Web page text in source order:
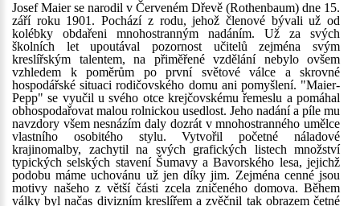
Josef Maier se narodil v Červeném Dřevě (Rothenbaum) dne 15.
září roku 1901. Pochází z rodu, jehož členové bývali už od
kolébky obdařeni mnohostranným nadáním. Už za svých
školních let upoutával pozornost učitelů zejména svým
kreslířským talentem, na přiměřené vzdělání nebylo ovšem
vzhledem k poměrům po první světové válce a skrovné
hospodářské situaci rodičovského domu ani pomyšlení. "Maier-
Pepp" se vyučil u svého otce krejčovskému řemeslu a pomáhal
obhospodařovat malou rolnickou usedlost. Jeho nadání a píle mu
navzdory všem nesnázím daly dozrát v mnohostranného umělce
vlastního osobitého stylu. Vytvořil početné náladové
krajinomalby, zachytil na svých grafických listech množství
typických selských stavení Šumavy a Bavorského lesa, jejichž
podobu máme uchovánu už jen díky jim. Zejména cenné jsou
motivy našeho z větší části zcela zničeného domova. Během
války byl načas divizním kreslířem a zvěčnil tak obrazem četné